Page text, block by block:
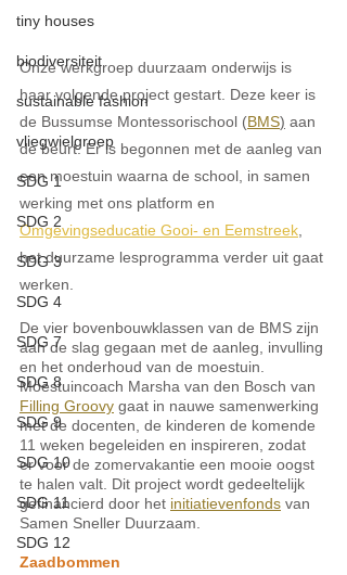
tiny houses
biodiversiteit
sustainable fashion
vliegwielgroep
SDG 1
SDG 2
SDG 3
SDG 4
SDG 7
SDG 8
SDG 9
SDG 10
SDG 11
SDG 12
Onze werkgroep duurzaam onderwijs is
haar volgende project gestart. Deze keer is
de Bussumse Montessorischool (BMS) aan
de beurt. Er is begonnen met de aanleg van
een moestuin waarna de school, in samen
werking met ons platform en
Omgevingseducatie Gooi- en Eemstreek
het duurzame lesprogramma verder uit gaat
werken.
De vier bovenbouwklassen van de BMS zijn
aan de slag gegaan met de aanleg, invulling
en het onderhoud van de moestuin.
Moestuincoach Marsha van den Bosch van
Filling Groovy gaat in nauwe samenwerking
met de docenten, de kinderen de komende
11 weken begeleiden en inspireren, zodat
er voor de zomervakantie een mooie oogst
te halen valt. Dit project wordt gedeeltelijk
gefinancierd door het initiatievenfonds van
Samen Sneller Duurzaam.
Zaadbommen